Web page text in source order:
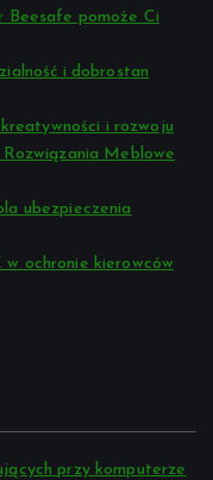
Beesafe pomoże Ci
i dobrostan
i rozwoju
Meblowe
ubezpieczenia
w ochronie kierowców
przy komputerze